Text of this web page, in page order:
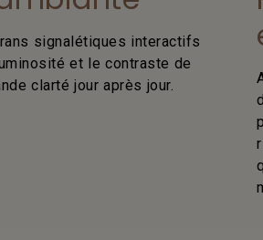
signalétiques interactifs
et le contraste de
clarté jour après jour.